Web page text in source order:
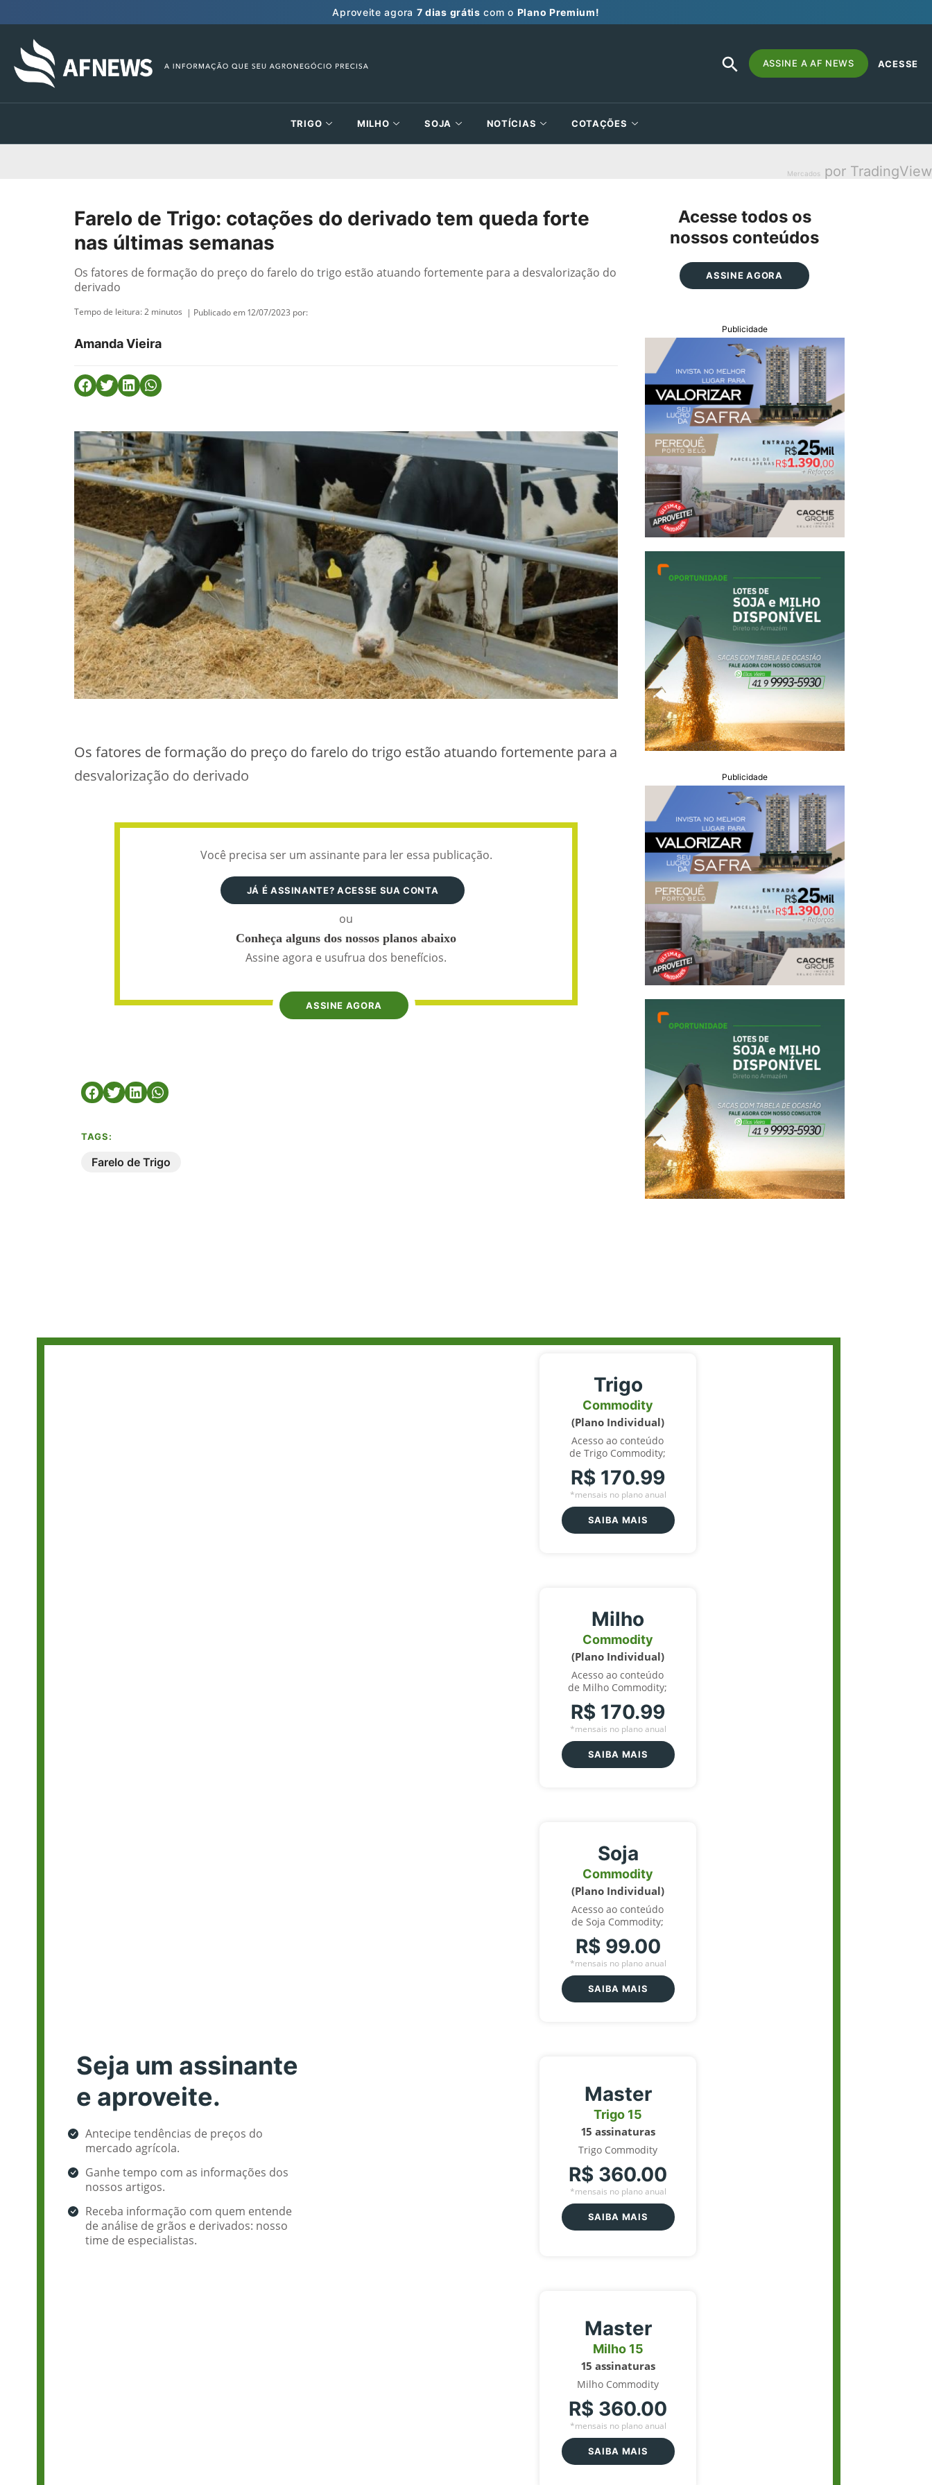
Aproveite agora 7 dias grátis com o Plano Premium!
Search
for:
SEARCH
BUTTON
ASSINE A AF NEWS ACESSE
TRIGO MILHO SOJA NOTÍCIAS COTAÇÕES
Mercados por TradingView
Farelo de Trigo: cotações do derivado tem queda forte
nas últimas semanas
Os fatores de formação do preço do farelo do trigo estão atuando fortemente para a desvalorização do
derivado
Tempo de leitura:2 minutos | Publicado em 12/07/2023 por:
Amanda Vieira
Os fatores de formação do preço do farelo do trigo estão atuando fortemente para a
desvalorização do derivado
Você precisa ser um assinante para ler essa publicação.
JÁ É ASSINANTE? ACESSE SUA CONTA
ou
Conheça alguns dos nossos planos abaixo
Assine agora e usufrua dos benefícios.
ASSINE AGORA
TAGS:
Farelo de Trigo
Acesse todos os
nossos conteúdos
ASSINE AGORA
Publicidade
Publicidade
Seja um assinante
e aproveite.
Antecipe tendências de preços do
mercado agrícola.
Ganhe tempo com as informações dos
nossos artigos.
Receba informação com quem entende
de análise de grãos e derivados: nosso
time de especialistas.
Trigo
Commodity
(Plano Individual)
Acesso ao conteúdo
de Trigo Commodity;
R$ 170.99
*mensais no plano anual
SAIBA MAIS
Milho
Commodity
(Plano Individual)
Acesso ao conteúdo
de Milho Commodity;
R$ 170.99
*mensais no plano anual
SAIBA MAIS
Soja
Commodity
(Plano Individual)
Acesso ao conteúdo
de Soja Commodity;
R$ 99.00
*mensais no plano anual
SAIBA MAIS
Master
Trigo 15
15 assinaturas
Trigo Commodity
R$ 360.00
*mensais no plano anual
SAIBA MAIS
Master
Milho 15
15 assinaturas
Milho Commodity
R$ 360.00
*mensais no plano anual
SAIBA MAIS